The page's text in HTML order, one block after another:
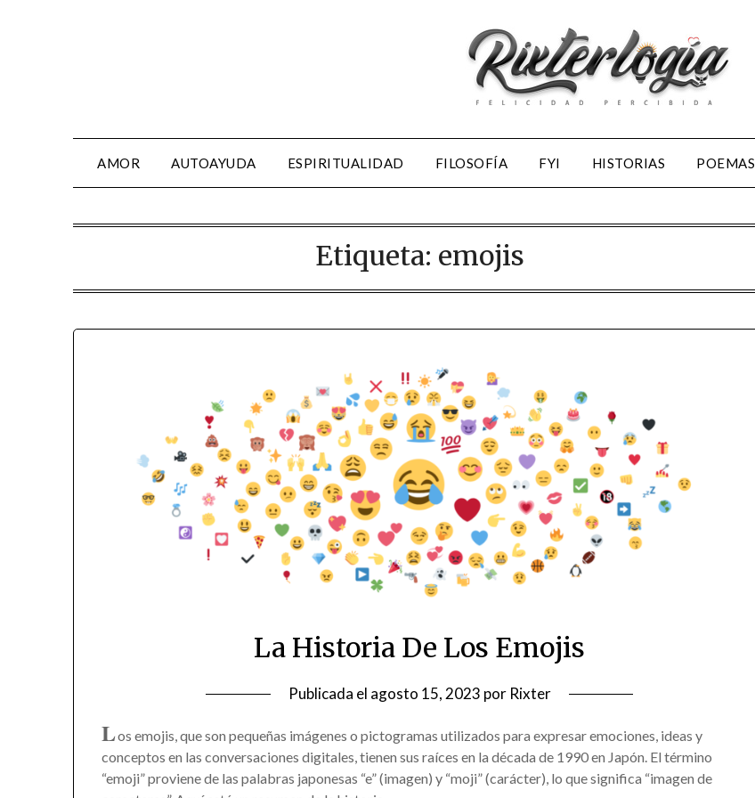
AMOR AUTOAYUDA ESPIRITUALIDAD FILOSOFÍA FYI HISTORIAS POEMAS
Etiqueta: emojis
La Historia De Los Emojis
Publicada el agosto 15, 2023 por Rixter
Los emojis, que son pequeñas imágenes o pictogramas utilizados para expresar emociones, ideas y
conceptos en las conversaciones digitales, tienen sus raíces en la década de 1990 en Japón. El término
“emoji” proviene de las palabras japonesas “e” (imagen) y “moji” (carácter), lo que significa “imagen de